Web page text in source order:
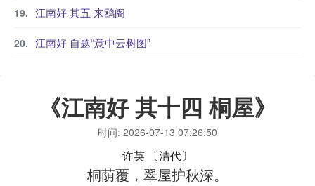
江南好 其五 来鸥阁
江南好 自题“意中云树图”
《江南好 其十四 桐屋》
时间: 2026-07-13 07:26:50
许英 〔清代〕
桐荫覆，翠屋护秋深。